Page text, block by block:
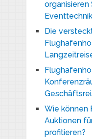
organisieren
Die
Wie können
Auktionen
profitieren?